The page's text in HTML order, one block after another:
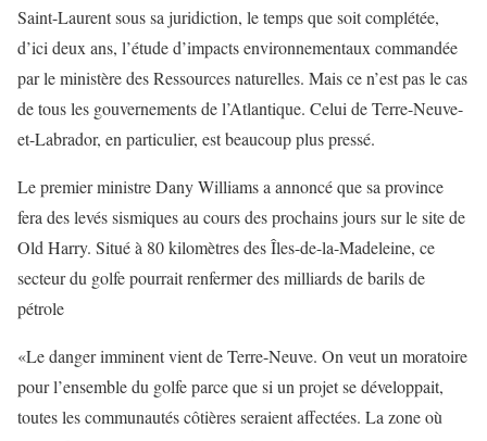
Saint-Laurent sous sa juridiction, le temps que soit complétée,
d’ici deux ans, l’étude d’impacts environnementaux commandée
par le ministère des Ressources naturelles. Mais ce n’est pas le cas
de tous les gouvernements de l’Atlantique. Celui de Terre-Neuve-
et-Labrador, en particulier, est beaucoup plus pressé.
Le premier ministre Dany Williams a annoncé que sa province
fera des levés sismiques au cours des prochains jours sur le site de
Old Harry. Situé à 80 kilomètres des Îles-de-la-Madeleine, ce
secteur du golfe pourrait renfermer des milliards de barils de
pétrole
«Le danger imminent vient de Terre-Neuve. On veut un moratoire
pour l’ensemble du golfe parce que si un projet se développait,
toutes les communautés côtières seraient affectées. La zone où